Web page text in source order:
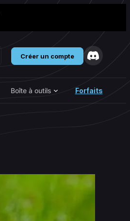
Créer un compte
Boîte à outils Forfaits